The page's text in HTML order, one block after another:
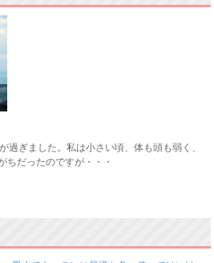
過ぎました。私は小さい頃、体も頭も弱く、
ちだったのですが・・・